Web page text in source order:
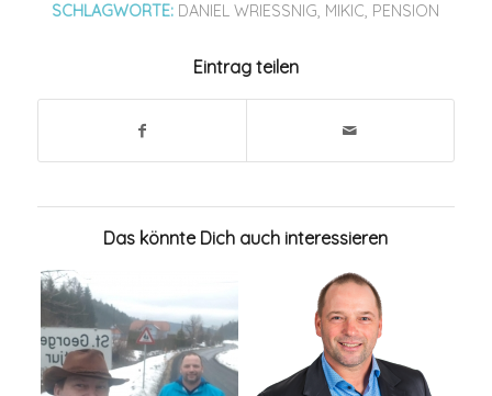
SCHLAGWORTE: DANIEL WRIESSNIG, MIKIC, PENSION
Eintrag teilen
Das könnte Dich auch interessieren